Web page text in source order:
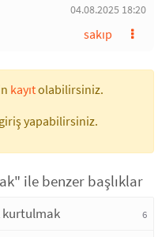
04.08.2025 18:20
sakıp
kayıtolabilirsiniz.
giriş yapabilirsiniz.
ile benzer başlıklar
kurtulmak 6